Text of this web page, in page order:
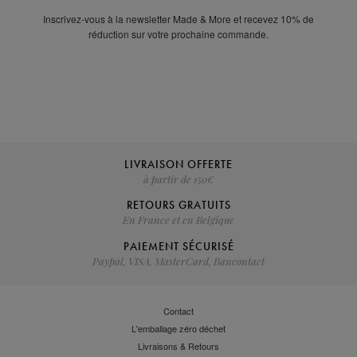
Inscrivez-vous à la newsletter Made & More et recevez 10% de
réduction sur votre prochaine commande.
LIVRAISON OFFERTE
à partir de 150€
RETOURS GRATUITS
En France et en Belgique
PAIEMENT SÉCURISÉ
Paypal, VISA, MasterCard, Bancontact
Contact
L'emballage zéro déchet
Livraisons & Retours